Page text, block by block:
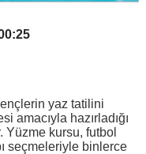
yaz tatilini
amacıyla hazırladığı
kursu, futbol
seçmeleriyle binlerce